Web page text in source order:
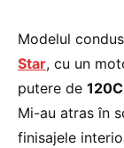
Modelul
Star, cu un
putere de
Mi-au atras în
finisajele